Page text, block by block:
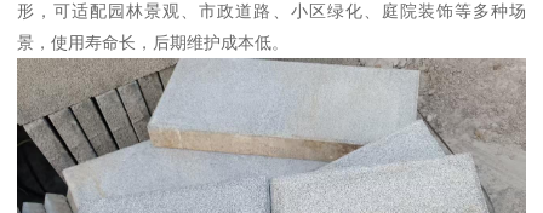
形，可适配园林景观、市政道路、小区绿化、庭院装饰等多种场
景，使用寿命长，后期维护成本低。